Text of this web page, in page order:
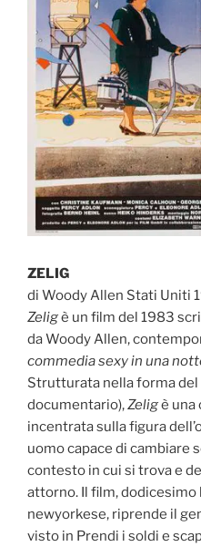
ZELIG
di Woody Allen Stati Uniti
Zeligè un film del 1983
da Woody Allen,
commedia sexy in una
Strutturata nella forma
documentario),Zeligè una
incentrata sulla figura
uomo capace di cambiare
contesto in cui si trova e
attorno. Il film,
newyorkese, riprende il
visto in Prendi i soldi e